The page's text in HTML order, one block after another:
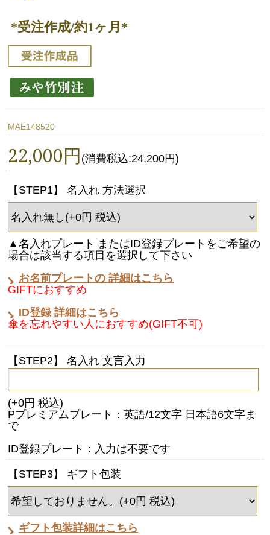
*受注作成/約1ヶ月*
MAE148520
22,000円 (消費税込:24,200円)
【STEP1】 名入れ 方法選択
▲名入れプレート またはID登録プレートをご希望の
場合は該当する項目を選択して下さい
お名前プレートの 詳細はこちら
GIFTにおすすめ
ID登録 詳細はこちら
傘を忘れやすい人におすすめ(GIFT不可)
【STEP2】 名入れ 文言入力
(+0円 税込)
Pプレミアムプレート：英語/12文字 日本語6文字ま
で
ID登録プレート：入力は不要です
【STEP3】 ギフト包装
ギフト包装詳細はこちら